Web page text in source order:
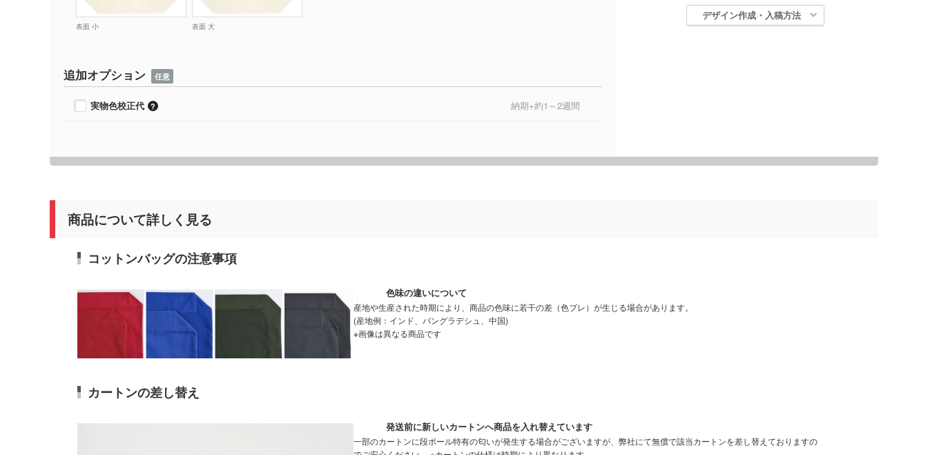
表面 小 表面 大
追加オプション 任意
実物色校正代 納期+約1～2週間
デザイン作成・入稿方法
商品について詳しく見る
コットンバッグの注意事項
色味の違いについて
産地や生産された時期により、商品の色味に若干の差（色ブレ）が生じる場合があります。
(産地例：インド、バングラデシュ、中国)
※画像は異なる商品です
カートンの差し替え
発送前に新しいカートンへ商品を入れ替えています
一部のカートンに段ボール特有の匂いが発生する場合がございますが、弊社にて無償で該当カートンを差し替えておりますの